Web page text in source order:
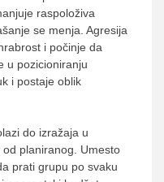
raspoloživa
se menja. Agresija
i počinje da
u pozicioniranju
i postaje oblik
do izražaja u
planiranog. Umesto
prati grupu po svaku